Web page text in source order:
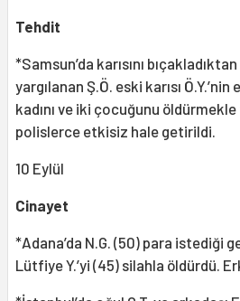
Tehdit
*Samsun’da karısını
yargılanan Ş.Ö. eski karısı
kadını ve iki çocuğunu
polislerce etkisiz hale getirildi.
10 Eylül
Cinayet
*Adana’da N.G. (50) para istediği
Lütfiye Y.’yi (45) silahla öldürdü.